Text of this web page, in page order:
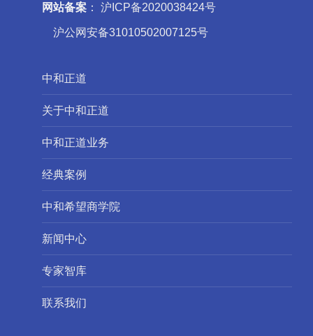
网站备案 ： 沪ICP备2020038424号
沪公网安备31010502007125号
中和正道
关于中和正道
中和正道业务
经典案例
中和希望商学院
新闻中心
专家智库
联系我们